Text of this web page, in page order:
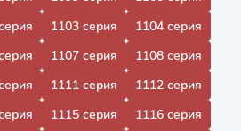
1103 серия
1104 серия
1107 серия
1108 серия
1111 серия
1112 серия
1115 серия
1116 серия